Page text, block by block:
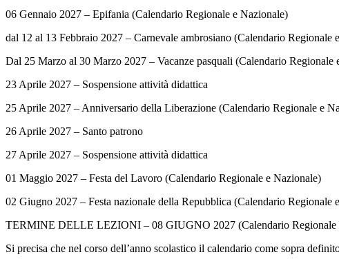
06 Gennaio 2027 – Epifania (Calendario Regionale e Nazionale)
dal 12 al 13 Febbraio 2027 – Carnevale ambrosiano (Calendario Regionale
Dal 25 Marzo al 30 Marzo 2027 – Vacanze pasquali (Calendario Regionale
23 Aprile 2027 – Sospensione attività didattica
25 Aprile 2027 – Anniversario della Liberazione (Calendario Regionale e
26 Aprile 2027 – Santo patrono
27 Aprile 2027 – Sospensione attività didattica
01 Maggio 2027 – Festa del Lavoro (Calendario Regionale e Nazionale)
02 Giugno 2027 – Festa nazionale della Repubblica (Calendario Regionale
TERMINE DELLE LEZIONI – 08 GIUGNO 2027 (Calendario Regionale
Si precisa che nel corso dell’anno scolastico il calendario come sopra